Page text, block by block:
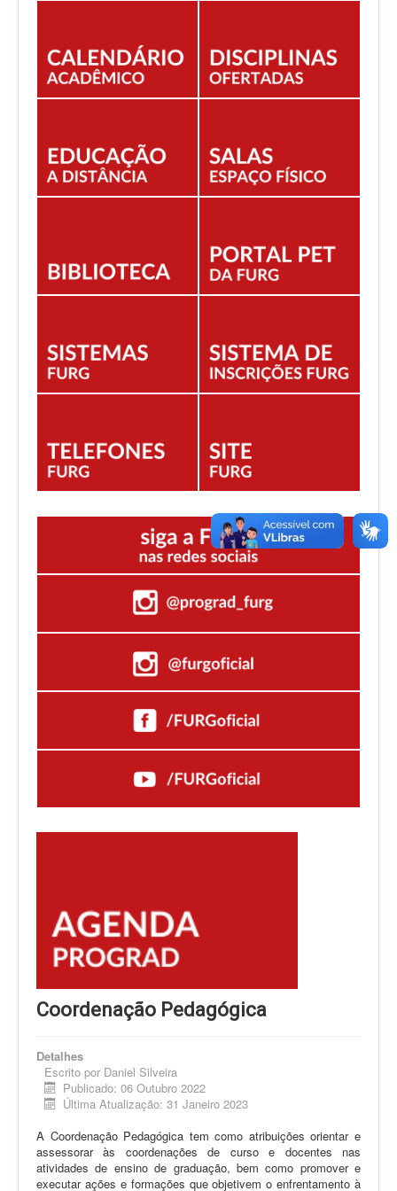
NORMAS ACADÊMICAS
DOCENTE
Você está aqui: Início
A PROGRAD
COORDENAÇÕES
Coord. Pedagógica - CPED
Coordenação Pedagógica
Detalhes
Escrito por Daniel Silveira
Publicado: 06 Outubro 2022
Última Atualização: 31 Janeiro 2023
A Coordenação Pedagógica tem como atribuições orientar e
assessorar às coordenações de curso e docentes nas
atividades de ensino de graduação, bem como promover e
executar ações e formações que objetivem o enfrentamento à